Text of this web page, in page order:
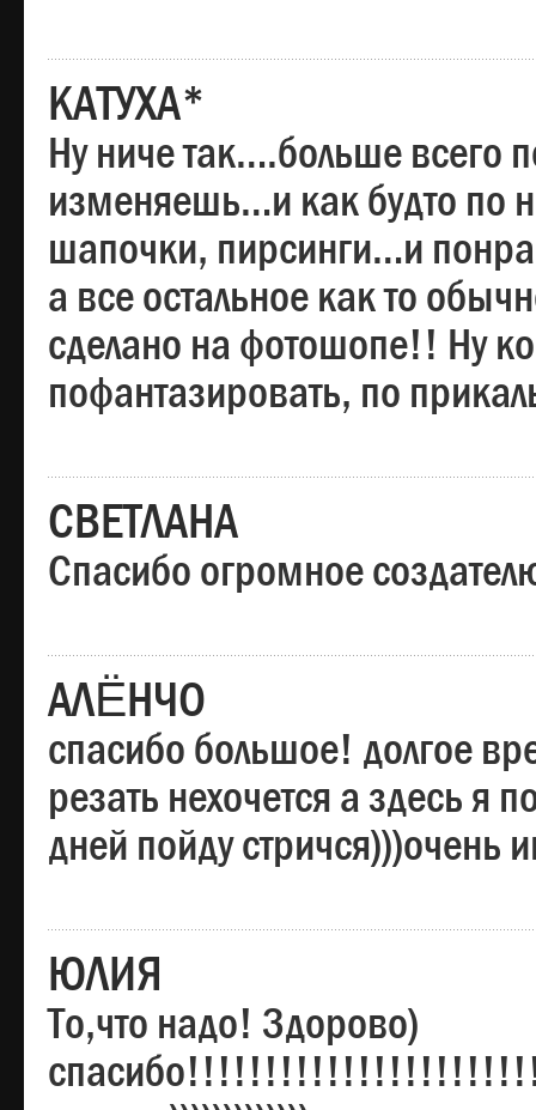
КАТУХА*
Ну ниче так….больше всего
изменяешь…и как будто по
шапочки, пирсинги…и
а все остальное как то
сделано на фотошопе!! Ну
пофантазировать, по
СВЕТЛАНА
Спасибо огромное
АЛЁНЧО
спасибо большое! долгое
резать нехочется а здесь я
дней пойду стричся)))очень
ЮЛИЯ
То,что надо! Здорово)